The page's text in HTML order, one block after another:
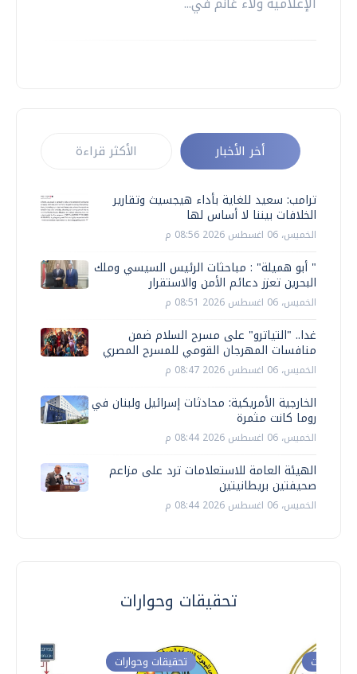
أخر الأخبار الأكثر قراءة
ترامب: سعيد للغاية بأداء هيجسيث وتقارير
الخلافات بيننا لا أساس لها
الخميس، 06 اغسطس 2026 08:56 م
" أبو هميلة" : مباحثات الرئيس السيسي وملك
البحرين تعزز دعائم الأمن والاستقرار
الخميس، 06 اغسطس 2026 08:51 م
غدا.. "التياترو" على مسرح السلام ضمن
منافسات المهرجان القومي للمسرح المصري
الخميس، 06 اغسطس 2026 08:47 م
الخارجية الأمريكية: محادثات إسرائيل ولبنان في
روما كانت مثمرة
الخميس، 06 اغسطس 2026 08:44 م
الهيئة العامة للاستعلامات ترد على مزاعم
صحيفتين بريطانيتين
الخميس، 06 اغسطس 2026 08:44 م
تحقيقات وحوارات
تحقيقات وحوارات وحوارات